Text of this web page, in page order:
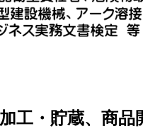
工・貯蔵、商